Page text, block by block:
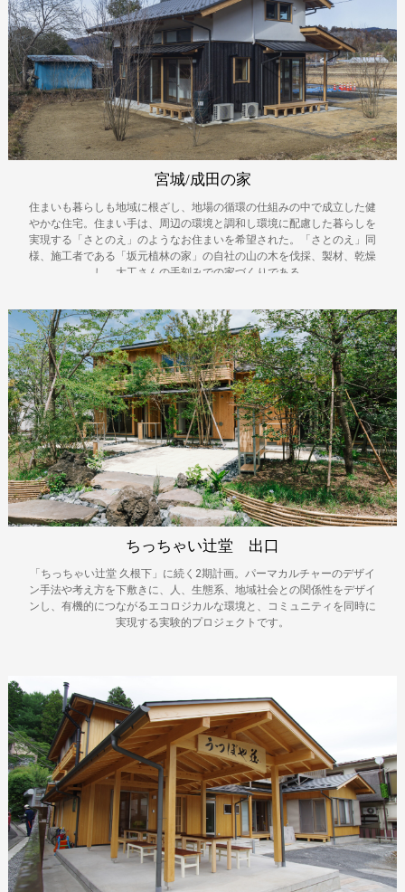
宮城/成田の家
住まいも暮らしも地域に根ざし、地場の循環の仕組みの中で成立した健
やかな住宅。住まい手は、周辺の環境と調和し環境に配慮した暮らしを
実現する「さとのえ」のようなお住まいを希望された。「さとのえ」同
様、施工者である「坂元植林の家」の自社の山の木を伐採、製材、乾燥
し、大工さんの手刻みでの家づくりである。
ちっちゃい辻堂 出口
「ちっちゃい辻堂 久根下」に続く2期計画。パーマカルチャーのデザイ
ン手法や考え方を下敷きに、人、生態系、地域社会との関係性をデザイ
ンし、有機的につながるエコロジカルな環境と、コミュニティを同時に
実現する実験的プロジェクトです。